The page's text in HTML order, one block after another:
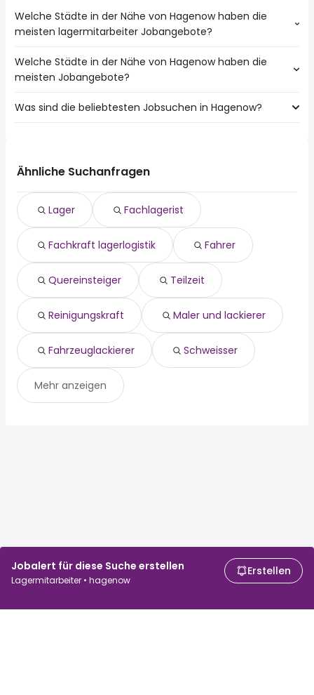
Jobalert für diese Suche erstellen
Lagermitarbeiter • hagenow
Erstellen
Welche Städte in der Nähe von Hagenow haben die
meisten lagermitarbeiter Jobangebote?
Städte in der Nähe von Hagenow mit den meisten
lagermitarbeiter Jobs:
Welche Städte in der Nähe von Hagenow haben die
meisten Jobangebote?
10 Städte in der Nähe von Hagenow mit den meisten
Dannenberg (Elbe)
Was sind die beliebtesten Jobsuchen in Hagenow?
quereinsteiger
reinigungskraft
maler und lackierer
fahrzeuglackierer
schweisser
medical consultant
customer care manager
Ähnliche Suchanfragen
Lager Fachlagerist
Fachkraft lagerlogistik Fahrer
Quereinsteiger Teilzeit
Reinigungskraft Maler und lackierer
Fahrzeuglackierer Schweisser
Mehr anzeigen